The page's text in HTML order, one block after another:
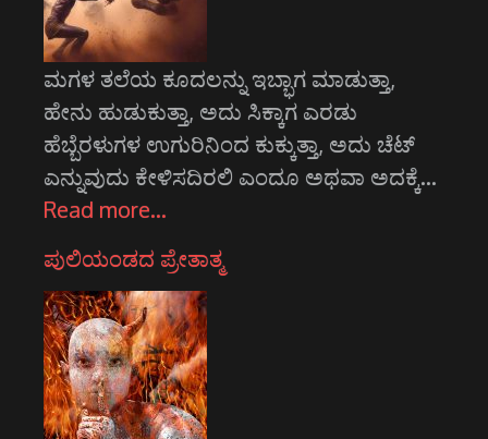
ಮಗಳ ತಲೆಯ ಕೂದಲನ್ನು ಇಬ್ಭಾಗ ಮಾಡುತ್ತಾ,
ಹೇನು ಹುಡುಕುತ್ತಾ, ಅದು ಸಿಕ್ಕಾಗ ಎರಡು
ಹೆಬ್ಬೆರಳುಗಳ ಉಗುರಿನಿಂದ ಕುಕ್ಕುತ್ತಾ, ಅದು ಚೆಟ್
ಎನ್ನುವುದು ಕೇಳಿಸದಿರಲಿ ಎಂದೂ ಅಥವಾ ಅದಕ್ಕೆ…
Read more…
ಪುಲಿಯಂಡದ ಪ್ರೇತಾತ್ಮ